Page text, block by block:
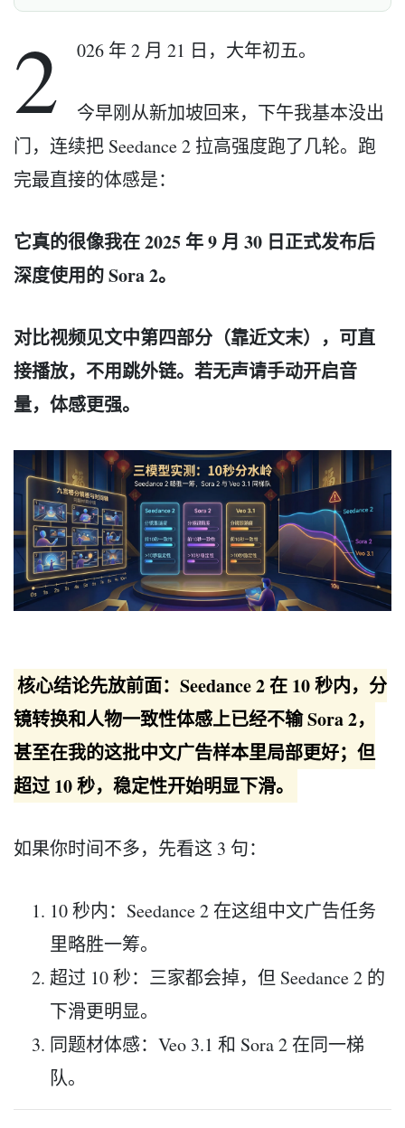
2 026 年 2 月 21 日，大年初五。
今早刚从新加坡回来，下午我基本没出
门，连续把 Seedance 2 拉高强度跑了几轮。跑
完最直接的体感是：
它真的很像我在 2025 年 9 月 30 日正式发布后
深度使用的 Sora 2。
对比视频见文中第四部分（靠近文末），可直
接播放，不用跳外链。若无声请手动开启音
量，体感更强。
核心结论先放前面：Seedance 2 在 10 秒内，分
镜转换和人物一致性体感上已经不输 Sora 2，
甚至在我的这批中文广告样本里局部更好；但
超过 10 秒，稳定性开始明显下滑。
如果你时间不多，先看这 3 句：
10 秒内：Seedance 2 在这组中文广告任务
里略胜一筹。
超过 10 秒：三家都会掉，但 Seedance 2 的
下滑更明显。
同题材体感：Veo 3.1 和 Sora 2 在同一梯
队。